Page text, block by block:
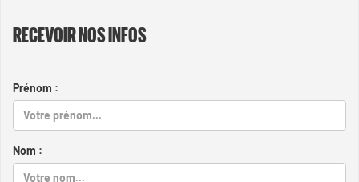
RECEVOIR NOS INFOS
Prénom :
Nom :